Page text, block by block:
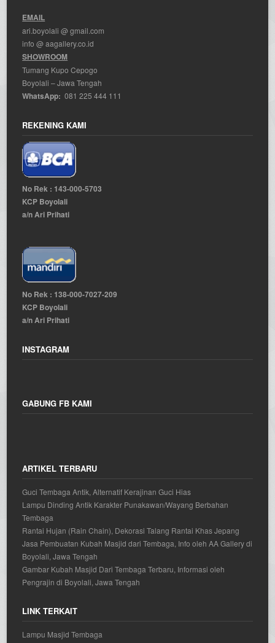
EMAIL
ari.boyolali @ gmail.com
info @ aagallery.co.id
SHOWROOM
Tumang Kupo Cepogo
Boyolali – Jawa Tengah
WhatsApp: 081 225 444 111
REKENING KAMI
No Rek : 143-000-5703
KCP Boyolali
a/n Ari Prihati
No Rek : 138-000-7027-209
KCP Boyolali
a/n Ari Prihati
INSTAGRAM
GABUNG FB KAMI
ARTIKEL TERBARU
Guci Tembaga Antik, Alternatif Kerajinan Guci Hias
Lampu Dinding Antik Karakter Punakawan/Wayang Berbahan
Tembaga
Rantai Hujan (Rain Chain), Dekorasi Talang Rantai Khas Jepang
Jasa Pembuatan Kubah Masjid dari Tembaga, Info oleh AA Gallery di
Boyolali, Jawa Tengah
Gambar Kubah Masjid Dari Tembaga Terbaru, Informasi oleh
Pengrajin di Boyolali, Jawa Tengah
LINK TERKAIT
Lampu Masjid Tembaga